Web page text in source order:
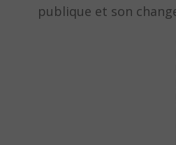
publique et son